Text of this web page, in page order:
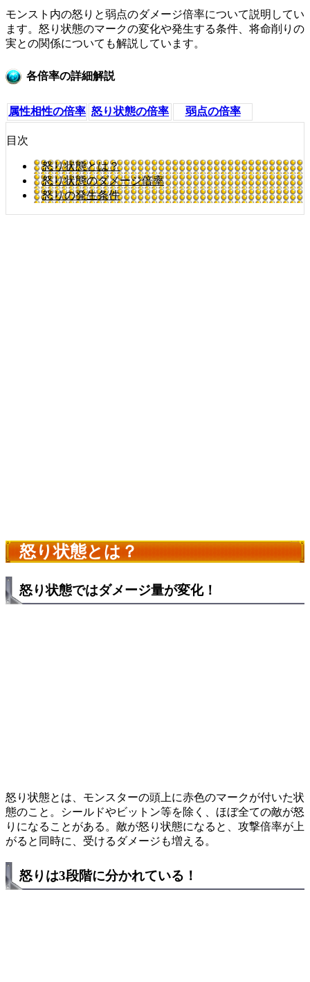
モンスト内の怒りと弱点のダメージ倍率について説明してい
ます。怒り状態のマークの変化や発生する条件、将命削りの
実との関係についても解説しています。
各倍率の詳細解説
属性相性の倍率 怒り状態の倍率 弱点の倍率
目次
怒り状態とは？
怒り状態のダメージ倍率
怒りの発生条件
怒り状態とは？
怒り状態ではダメージ量が変化！
怒り状態とは、モンスターの頭上に赤色のマークが付いた状
態のこと。シールドやビットン等を除く、ほぼ全ての敵が怒
りになることがある。敵が怒り状態になると、攻撃倍率が上
がると同時に、受けるダメージも増える。
怒りは3段階に分かれている！